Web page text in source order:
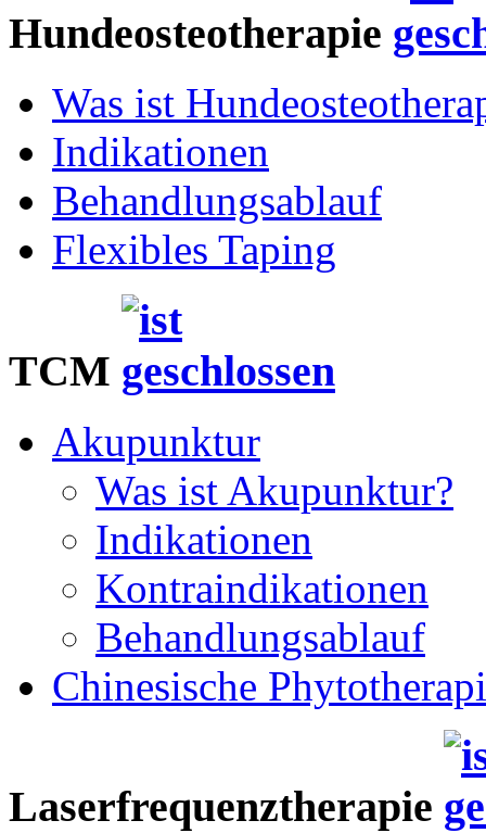
Hundeosteotherapie
Was ist
Indikationen
Behandlungsablauf
Flexibles Taping
TCM
Akupunktur
Was ist Akupunktur?
Indikationen
Kontraindikationen
Behandlungsablauf
Chinesische
Laserfrequenztherapie